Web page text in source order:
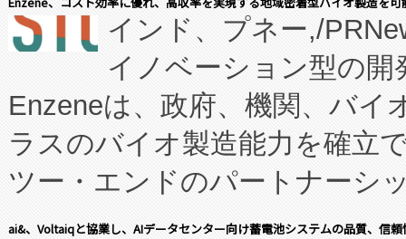
インド、プネー,/
イノベーション型の
Enzeneは、政府、機関、バイ
ラスのバイオ製造能力を確立
ツー・エンドのパートナーシ
表しました。 同社の実績ある
ai&、Voltaiqと協業し、AIデータセンター向け蓄電池システムの品質、信